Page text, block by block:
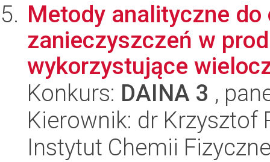
Metody analityczne
zanieczyszczeń w
wykorzystujące
Konkurs: DAINA 3 ,
Kierownik: dr Krzysztof
Instytut Chemii